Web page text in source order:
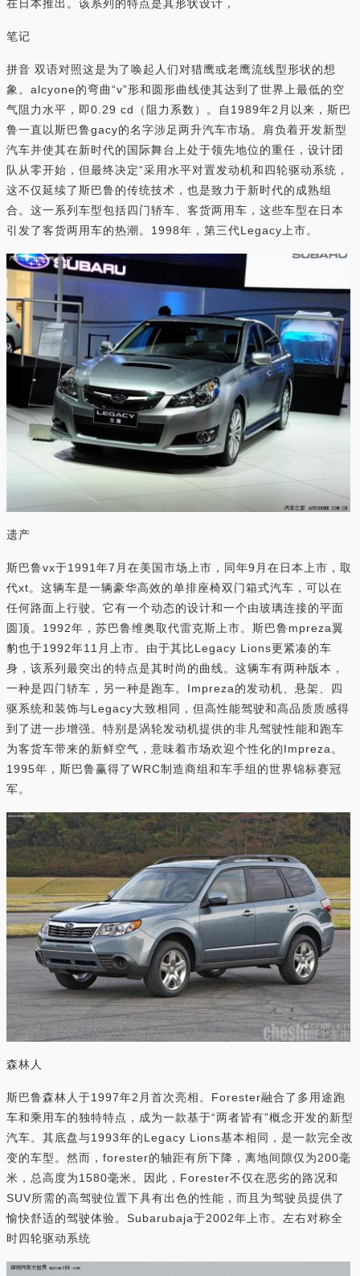
在日本推出。该系列的特点是其形状设计，
笔记
拼音 双语对照这是为了唤起人们对猎鹰或老鹰流线型形状的想
象。alcyone的弯曲“v”形和圆形曲线使其达到了世界上最低的空
气阻力水平，即0.29 cd（阻力系数）。自1989年2月以来，斯巴
鲁一直以斯巴鲁gacy的名字涉足两升汽车市场。肩负着开发新型
汽车并使其在新时代的国际舞台上处于领先地位的重任，设计团
队从零开始，但最终决定“采用水平对置发动机和四轮驱动系统，
这不仅延续了斯巴鲁的传统技术，也是致力于新时代的成熟组
合。这一系列车型包括四门轿车、客货两用车，这些车型在日本
引发了客货两用车的热潮。1998年，第三代Legacy上市。
遗产
斯巴鲁vx于1991年7月在美国市场上市，同年9月在日本上市，取
代xt。这辆车是一辆豪华高效的单排座椅双门箱式汽车，可以在
任何路面上行驶。它有一个动态的设计和一个由玻璃连接的平面
圆顶。1992年，苏巴鲁维奥取代雷克斯上市。斯巴鲁mpreza翼
豹也于1992年11月上市。由于其比Legacy Lions更紧凑的车
身，该系列最突出的特点是其时尚的曲线。这辆车有两种版本，
一种是四门轿车，另一种是跑车。Impreza的发动机、悬架、四
驱系统和装饰与Legacy大致相同，但高性能驾驶和高品质质感得
到了进一步增强。特别是涡轮发动机提供的非凡驾驶性能和跑车
为客货车带来的新鲜空气，意味着市场欢迎个性化的Impreza。
1995年，斯巴鲁赢得了WRC制造商组和车手组的世界锦标赛冠
军。
森林人
斯巴鲁森林人于1997年2月首次亮相。Forester融合了多用途跑
车和乘用车的独特特点，成为一款基于“两者皆有”概念开发的新型
汽车。其底盘与1993年的Legacy Lions基本相同，是一款完全改
变的车型。然而，forester的轴距有所下降，离地间隙仅为200毫
米，总高度为1580毫米。因此，Forester不仅在恶劣的路况和
SUV所需的高驾驶位置下具有出色的性能，而且为驾驶员提供了
愉快舒适的驾驶体验。Subarubaja于2002年上市。左右对称全
时四轮驱动系统